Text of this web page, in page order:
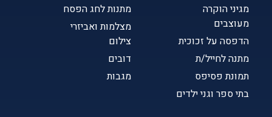
מגיני הוקרה
מעוצבים
הדפסה על זכוכית
מתנה לחייל/ת
תמונת פסיפס
בתי ספר וגני ילדים
מתנות לחג הפסח
מצלמות ואביזרי
צילום
דובים
מגבות